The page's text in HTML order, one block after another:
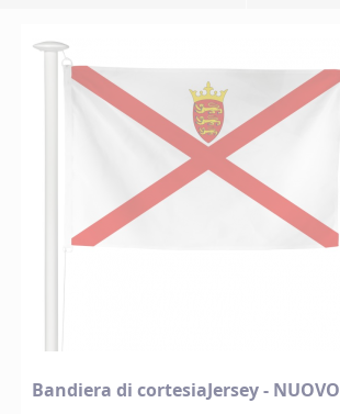
Bandiera di cortesiaJersey - NUOVO